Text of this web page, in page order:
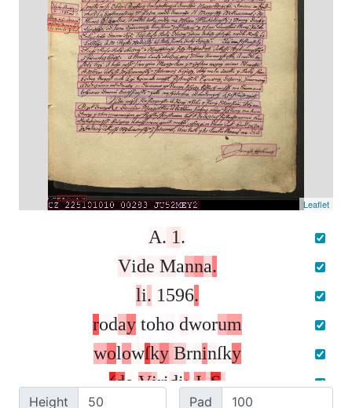
Leaflet
A. 1.
Vide Manna.
li. 1596.
roday toho dworum
wolowſky Brninſky
(de Viridi: J. S.
Height Pad